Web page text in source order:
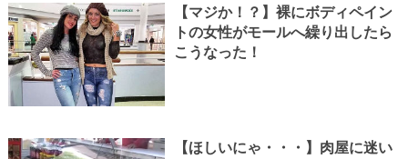
【マジか！？】裸にボディペイン
トの女性がモールへ繰り出したら
こうなった！
【ほしいにゃ・・・】肉屋に迷い